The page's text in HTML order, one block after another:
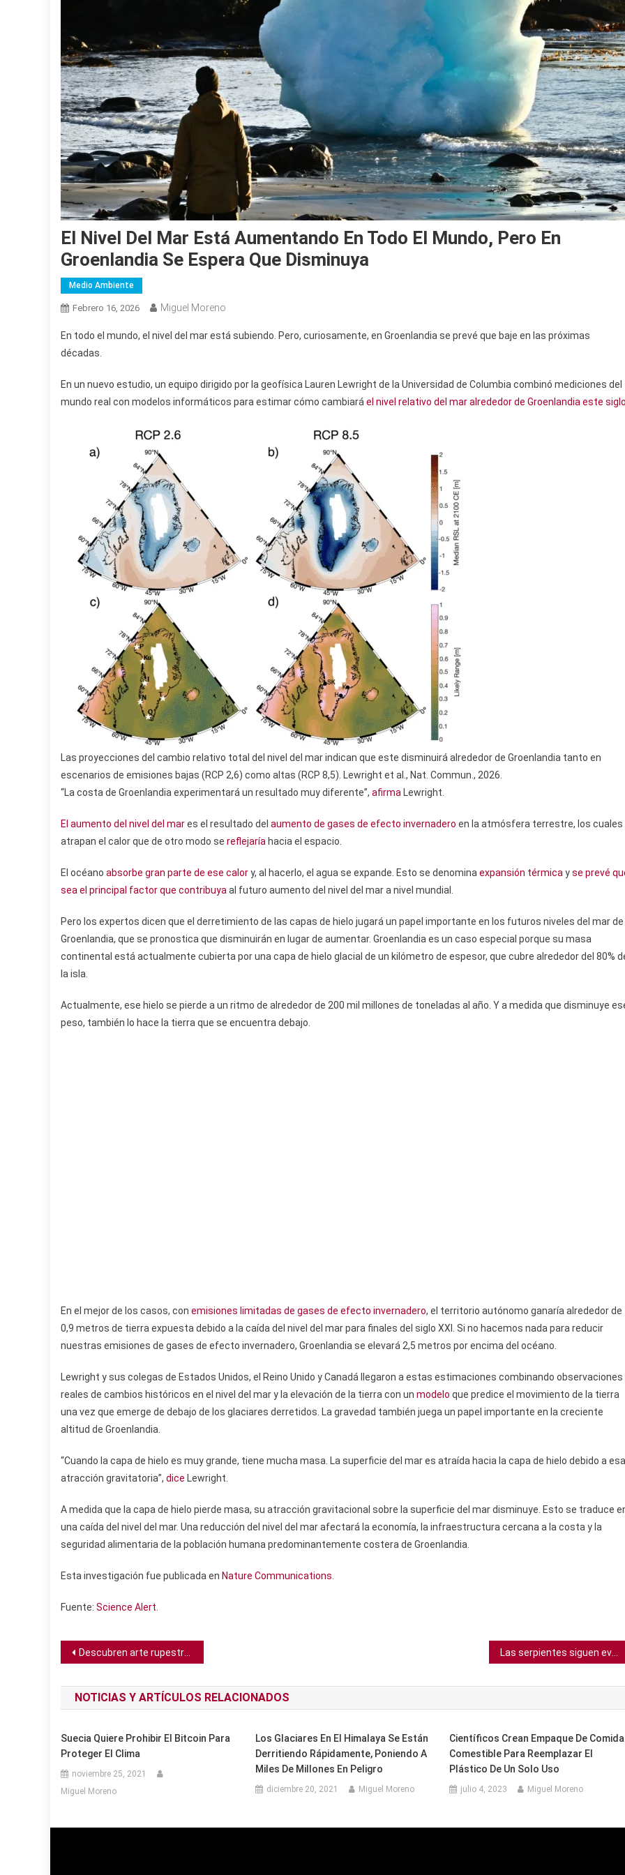
El Nivel Del Mar Está Aumentando En Todo El Mundo, Pero En
Groenlandia Se Espera Que Disminuya
Medio Ambiente
Febrero 16, 2026 Miguel Moreno
En todo el mundo, el nivel del mar está subiendo. Pero, curiosamente, en Groenlandia se prevé que baje en las próximas
décadas.
En un nuevo estudio, un equipo dirigido por la geofísica Lauren Lewright de la Universidad de Columbia combinó mediciones del
mundo real con modelos informáticos para estimar cómo cambiará el nivel relativo del mar alrededor de Groenlandia este
Las proyecciones del cambio relativo total del nivel del mar indican que este disminuirá alrededor de Groenlandia tanto en
escenarios de emisiones bajas (RCP 2,6) como altas (RCP 8,5). Lewright et al., Nat. Commun., 2026.
“La costa de Groenlandia experimentará un resultado muy diferente”, afirma Lewright.
El aumento del nivel del mares el resultado del aumento de gases de efecto invernadero en la atmósfera terrestre, los cuales
atrapan el calor que de otro modo se reflejaría hacia el espacio.
El océano absorbe gran parte de ese calory, al hacerlo, el agua se expande. Esto se denomina expansión térmica yse prevé
sea el principal factor que contribuya al futuro aumento del nivel del mar a nivel mundial.
Pero los expertos dicen que el derretimiento de las capas de hielo jugará un papel importante en los futuros niveles del mar de
Groenlandia, que se pronostica que disminuirán en lugar de aumentar. Groenlandia es un caso especial porque su masa
continental está actualmente cubierta por una capa de hielo glacial de un kilómetro de espesor, que cubre alrededor del 80%
la isla.
Actualmente, ese hielo se pierde a un ritmo de alrededor de 200 mil millones de toneladas al año. Y a medida que disminuye
peso, también lo hace la tierra que se encuentra debajo.
En el mejor de los casos, con emisiones limitadas de gases de efecto invernadero, el territorio autónomo ganaría alrededor de
0,9 metros de tierra expuesta debido a la caída del nivel del mar para finales del siglo XXI. Si no hacemos nada para reducir
nuestras emisiones de gases de efecto invernadero, Groenlandia se elevará 2,5 metros por encima del océano.
Lewright y sus colegas de Estados Unidos, el Reino Unido y Canadá llegaron a estas estimaciones combinando observaciones
reales de cambios históricos en el nivel del mar y la elevación de la tierra con un modelo que predice el movimiento de la tierra
una vez que emerge de debajo de los glaciares derretidos. La gravedad también juega un papel importante en la creciente
altitud de Groenlandia.
“Cuando la capa de hielo es muy grande, tiene mucha masa. La superficie del mar es atraída hacia la capa de hielo debido a esa
atracción gravitatoria”, dice Lewright.
A medida que la capa de hielo pierde masa, su atracción gravitacional sobre la superficie del mar disminuye. Esto se traduce
una caída del nivel del mar. Una reducción del nivel del mar afectará la economía, la infraestructura cercana a la costa y la
seguridad alimentaria de la población humana predominantemente costera de Groenlandia.
Esta investigación fue publicada en Nature Communications
Fuente: Science Alert
Navegación
de
entradas
Descubren arte rupestre en el Sinaí que muestra cazadores y figuras geométricas en un período de 10.000 años
NOTICIAS Y ARTÍCULOS RELACIONADOS
Suecia Quiere Prohibir El Bitcoin Para
Proteger El Clima
noviembre 25, 2021
Miguel Moreno
Los Glaciares En El Himalaya Se Están
Derritiendo Rápidamente, Poniendo A
Miles De Millones En Peligro
diciembre 20, 2021 Miguel Moreno
Científicos Crean Empaque De Comida
Comestible Para Reemplazar El
Plástico De Un Solo Uso
julio 4, 2023 Miguel Moreno